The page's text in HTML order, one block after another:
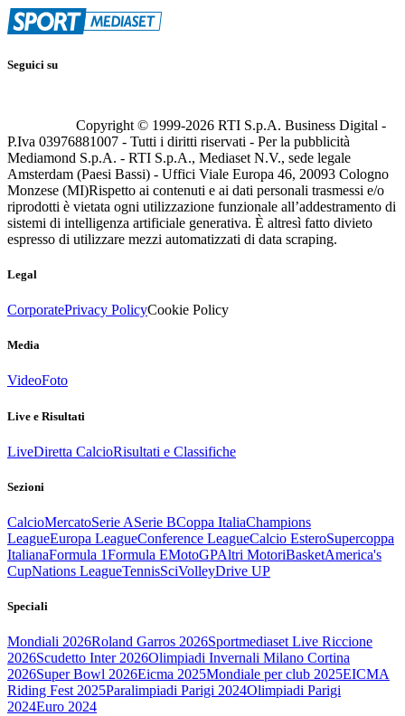
Seguici su
Copyright © 1999-2026 RTI S.p.A. Business Digital -
P.Iva 03976881007 - Tutti i diritti riservati - Per la pubblicità
Mediamond S.p.A. - RTI S.p.A., Mediaset N.V., sede legale
Amsterdam (Paesi Bassi) - Uffici Viale Europa 46, 20093 Cologno
Monzese (MI)Rispetto ai contenuti e ai dati personali trasmessi e/o
riprodotti è vietata ogni utilizzazione funzionale all’addestramento di
sistemi di intelligenza artificiale generativa. È altresì fatto divieto
espresso di utilizzare mezzi automatizzati di data scraping.
Legal
CorporatePrivacy PolicyCookie Policy
Media
VideoFoto
Live e Risultati
LiveDiretta CalcioRisultati e Classifiche
Sezioni
CalcioMercatoSerie ASerie BCoppa ItaliaChampions
LeagueEuropa LeagueConference LeagueCalcio EsteroSupercoppa
ItalianaFormula 1Formula EMotoGPAltri MotoriBasketAmerica's
CupNations LeagueTennisSciVolleyDrive UP
Speciali
Mondiali 2026Roland Garros 2026Sportmediaset Live Riccione
2026Scudetto Inter 2026Olimpiadi Invernali Milano Cortina
2026Super Bowl 2026Eicma 2025Mondiale per club 2025EICMA
Riding Fest 2025Paralimpiadi Parigi 2024Olimpiadi Parigi
2024Euro 2024